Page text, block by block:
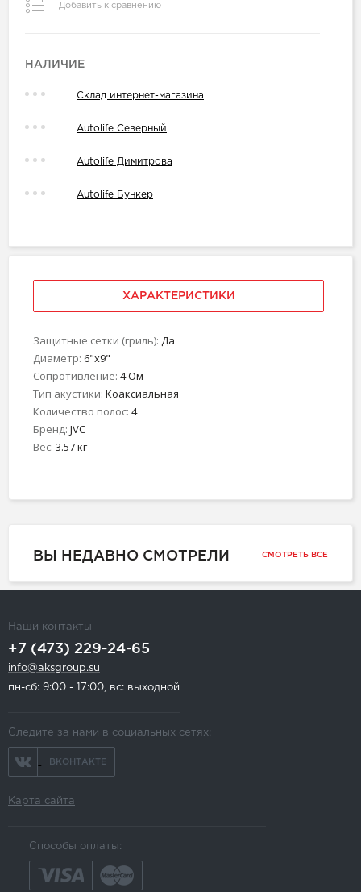
Добавить к сравнению
НАЛИЧИЕ
Склад интернет-магазина
Autolife Северный
Autolife Димитрова
Autolife Бункер
ХАРАКТЕРИСТИКИ
Защитные сетки (гриль): Да
Диаметр: 6"х9"
Сопротивление: 4 Ом
Тип акустики: Коаксиальная
Количество полос: 4
Бренд: JVC
Вес: 3.57 кг
ВЫ НЕДАВНО СМОТРЕЛИ СМОТРЕТЬ ВСЕ
Наши контакты
+7 (473) 229-24-65
info@aksgroup.su
пн-сб: 9:00 - 17:00, вс: выходной
Следите за нами в социальных сетях:
ВКОНТАКТЕ
Карта сайта
Способы оплаты: